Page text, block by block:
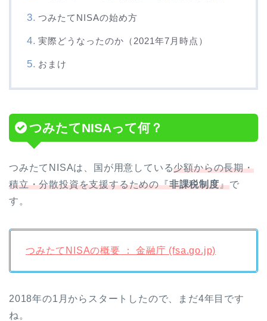
つみたてNISAの始め方
実際どうなったのか（2021年7月時点）
おまけ
つみたてNISAって何？
つみたてNISAは、国が用意している少額からの長期・
積立・分散投資を支援するための『非課税制度』で
す。
つみたてNISAの概要 ： 金融庁 (fsa.go.jp)
2018年の1月からスタートしたので、まだ4年目です
ね。